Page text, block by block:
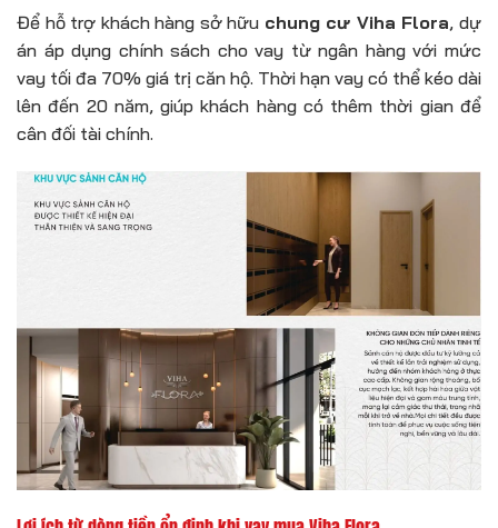
Để hỗ trợ khách hàng sở hữu chung cư Viha Flora, dự
án áp dụng chính sách cho vay từ ngân hàng với mức
vay tối đa 70% giá trị căn hộ. Thời hạn vay có thể kéo dài
lên đến 20 năm, giúp khách hàng có thêm thời gian để
cân đối tài chính.